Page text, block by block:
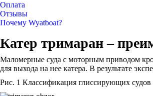
Оплата
Отзывы
Почему Wyatboat?
Катер тримаран –
Маломерные суда с моторным приводом
для выхода на нее катера. В результате
Рис. 1 Классификация глиссирующих судов